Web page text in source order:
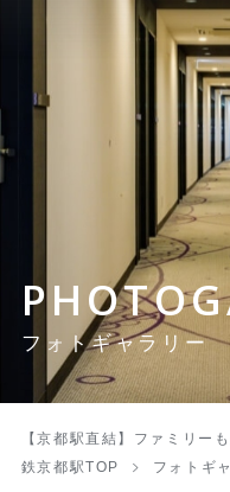
フォトギャラリー
【京都駅直結】ファミリー
鉄京都駅TOP
フォトギ